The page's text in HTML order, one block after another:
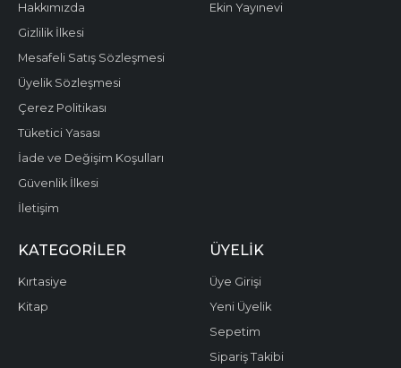
Hakkımızda
Gizlilik İlkesi
Mesafeli Satış Sözleşmesi
Üyelik Sözleşmesi
Çerez Politikası
Tüketici Yasası
İade ve Değişim Koşulları
Güvenlik İlkesi
İletişim
Ekin Yayınevi
KATEGORILER
Kırtasiye
Kitap
ÜYELIK
Üye Girişi
Yeni Üyelik
Sepetim
Sipariş Takibi